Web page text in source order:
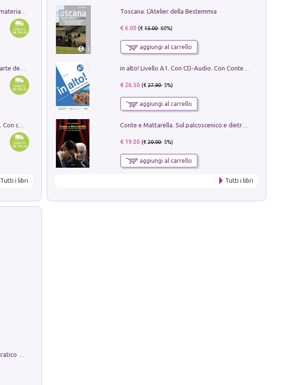
I monumenti funerari del Lazio antico. Con cartella con tavole
Tutti i libri
Toscana. L'Atelier della Bestemmia
€ 6.00 (€15.00- 60%)
aggiungi al carrello
€ 26.50 (€27.90- 5%)
aggiungi al carrello
€ 19.00 (€20.00- 5%)
aggiungi al carrello
Tutti i libri